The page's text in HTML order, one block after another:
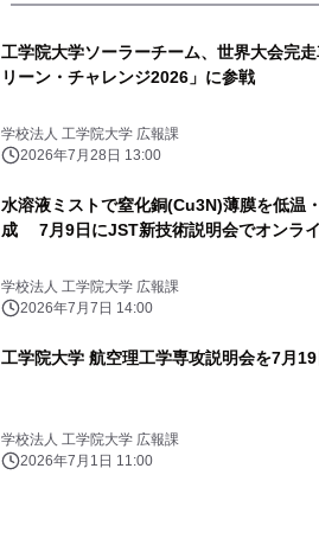
工学院大学ソーラーチーム、世界大会完
リーン・チャレンジ2026」に参戦
学校法人 工学院大学 広報課
2026年7月28日 13:00
水溶液ミストで窒化銅(Cu3N)薄膜を低温
成 7月9日にJST新技術説明会でオンラ
学校法人 工学院大学 広報課
2026年7月7日 14:00
工学院大学 航空理工学専攻説明会を7月
学校法人 工学院大学 広報課
2026年7月1日 11:00